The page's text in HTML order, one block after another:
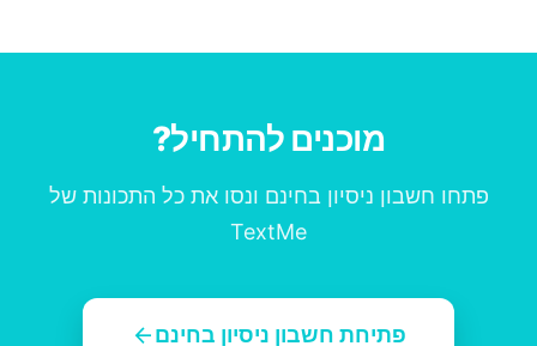
מוכנים להתחיל?
פתחו חשבון ניסיון בחינם ונסו את כל התכונות של
TextMe
פתיחת חשבון ניסיון בחינםarrow_back